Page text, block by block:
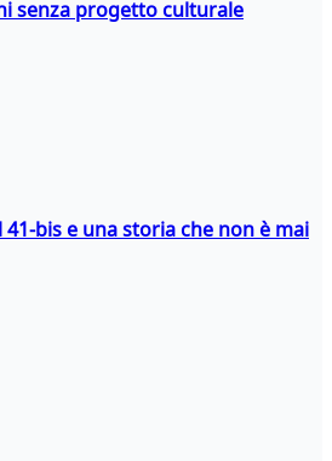
senza progetto culturale
41-bis e una storia che non è mai